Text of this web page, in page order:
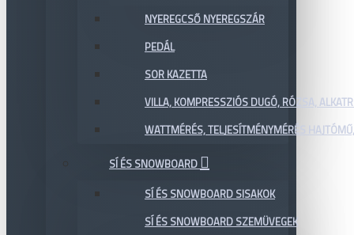
NYEREGCSŐ NYEREGSZÁR
PEDÁL
SOR KAZETTA
VILLA, KOMPRESSZIÓS DUGÓ, RÓZSA,
WATTMÉRÉS, TELJESÍTMÉNYMÉRÉS
SÍ ÉS SNOWBOARD
SÍ ÉS SNOWBOARD SISAKOK
SÍ ÉS SNOWBOARD SZEMÜVEGEK